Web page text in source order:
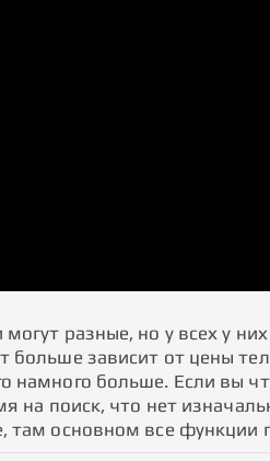
разные, но у всех у
больше зависит от цены
больше. Если вы
на поиск, что нет
основном все функции